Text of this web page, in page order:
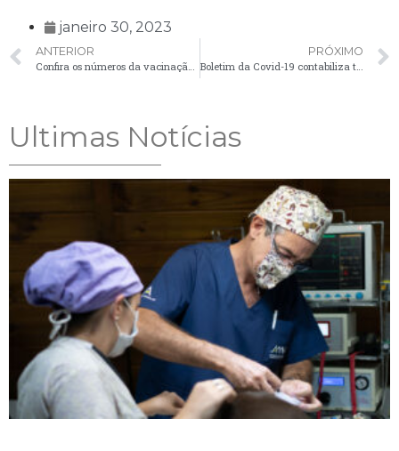
janeiro 30, 2023
ANTERIOR
Confira os números da vacinação contra a Covid-19 em Palmeira
PRÓXIMO
Boletim da Covid-19 contabiliza três casos nesta terça-feira (31)
Ultimas Notícias